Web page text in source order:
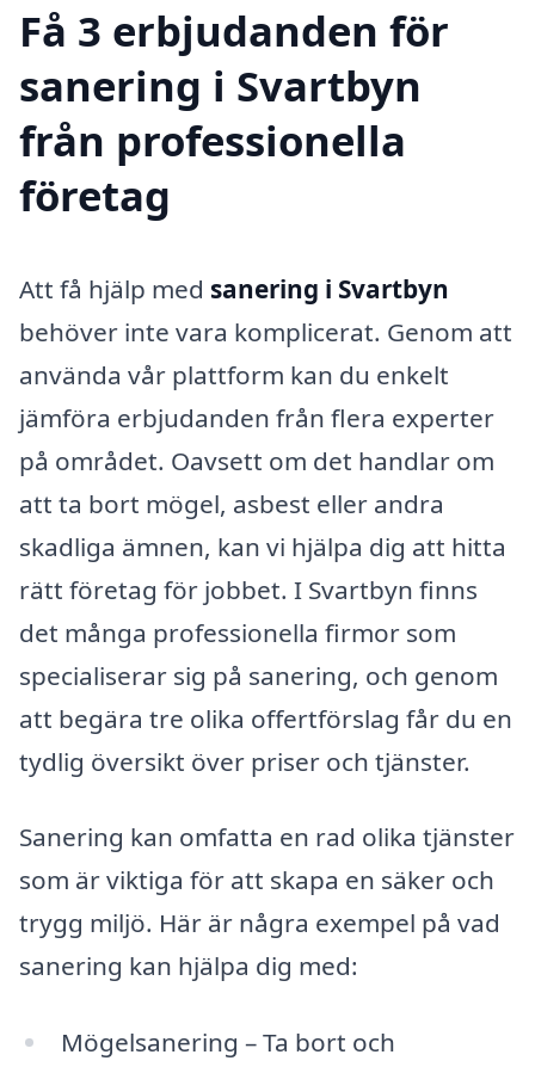
Få 3 erbjudanden för
sanering i Svartbyn
från professionella
företag
Att få hjälp med sanering i Svartbyn
behöver inte vara komplicerat. Genom att
använda vår plattform kan du enkelt
jämföra erbjudanden från flera experter
på området. Oavsett om det handlar om
att ta bort mögel, asbest eller andra
skadliga ämnen, kan vi hjälpa dig att hitta
rätt företag för jobbet. I Svartbyn finns
det många professionella firmor som
specialiserar sig på sanering, och genom
att begära tre olika offertförslag får du en
tydlig översikt över priser och tjänster.
Sanering kan omfatta en rad olika tjänster
som är viktiga för att skapa en säker och
trygg miljö. Här är några exempel på vad
sanering kan hjälpa dig med:
Mögelsanering – Ta bort och